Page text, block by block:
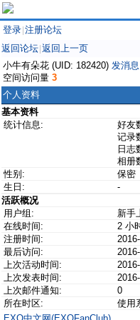
登录 注册论坛
返回论坛 返回上一页
小牛有朵花 (UID: 182420) 发消息
空间访问量 3
个人资料
基本资料
统计信息:
好友
记录
日志
相册
性别:
保密
生日:
-
活跃概况
用户组:
新手
在线时间:
2 小
注册时间:
最后访问:
上次活动时间:
上次发表时间:
上次邮件通知:
0
所在时区:
使用